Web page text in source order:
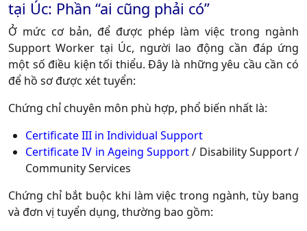
tại Úc: Phần “ai cũng phải có”
Ở mức cơ bản, để được phép làm việc trong ngành
Support Worker tại Úc, người lao động cần đáp ứng
một số điều kiện tối thiểu. Đây là những yêu cầu cần có
để hồ sơ được xét tuyển:
Chứng chỉ chuyên môn phù hợp, phổ biến nhất là:
Certificate III in Individual Support
Certificate IV in Ageing Support/ Disability Support /
Community Services
Chứng chỉ bắt buộc khi làm việc trong ngành, tùy bang
và đơn vị tuyển dụng, thường bao gồm: